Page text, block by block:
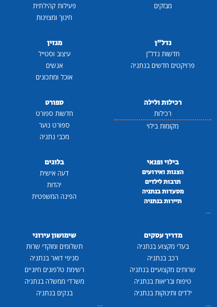
מבזקים
פעילות קהילתית
חינוך ומצוינות
נדל"ן
חדשות נדל"ן
פרויקטים חדשים בנתניה
מגזין
עיצוב וסטייל
אנשים
אוכל ומתכונים
רכילות ולילה
רכילות
מקומות בילוי
ספורט
חדשות ספורט
ספורט נוער
מכבי נתניה
בילוי ופנאי
הצגות ואירועים
תרבות לילדים
מסעדות בנתניה
תיירות בנתניה
בלוגים
דעה אישית
יהדות
הפינה המשפטית
מדריך עסקים
בעלי מקצוע בנתניה
רכב בנתניה
שרותים מקצועיים בנתניה
טיפוח ובריאות בנתניה
ילדים ותינוקות בנתניה
שימושון עירוני
תשלומים ומוקדי שרות
סניפי דואר בנתניה
רשימת טלפונים חיוניים
משרדי ממשלה בנתניה
בנקים בנתניה